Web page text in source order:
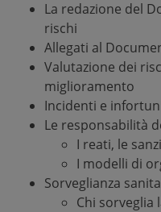
La redazione del
rischi
Allegati al
Valutazione dei
miglioramento
Incidenti e
Le responsabilità
I reati, le
I modelli di
Sorveglianza
Chi sorveglia